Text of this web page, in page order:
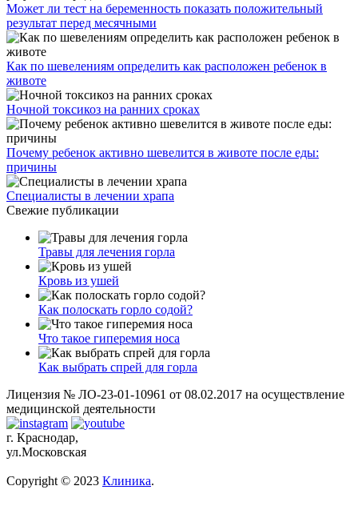
Может ли тест на беременность показать положительный
результат перед месячными
Как по шевелениям определить как расположен ребенок в
животе
Ночной токсикоз на ранних сроках
Почему ребенок активно шевелится в животе после еды:
причины
Специалисты в лечении храпа
Свежие публикации
Травы для лечения горла
Кровь из ушей
Как полоскать горло содой?
Что такое гиперемия носа
Как выбрать спрей для горла
Лицензия № ЛО-23-01-10961 от 08.02.2017 на осуществление
медицинской деятельности
г. Краснодар,
ул.Московская
Copyright © 2023 Клиника.